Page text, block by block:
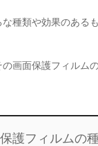
種類や効果のある
画面保護フィルム
護フィルムの